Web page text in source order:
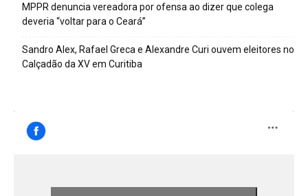
MPPR denuncia vereadora por ofensa ao dizer que colega
deveria “voltar para o Ceará”
Sandro Alex, Rafael Greca e Alexandre Curi ouvem eleitores no
Calçadão da XV em Curitiba